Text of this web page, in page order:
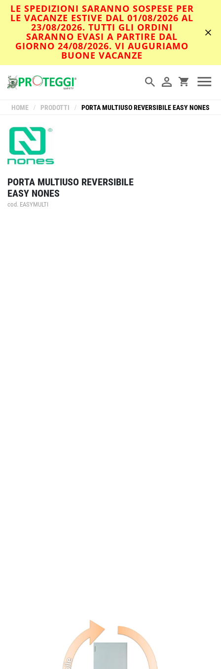
LE SPEDIZIONI SARANNO SOSPESE PER
LE VACANZE ESTIVE DAL 01/08/2026 AL
23/08/2026. TUTTI GLI ORDINI
SARANNO EVASI A PARTIRE DAL
GIORNO 24/08/2026. VI AUGURIAMO
BUONE VACANZE
HOME / PRODOTTI / PORTA MULTIUSO REVERSIBILE EASY NONES
PORTA MULTIUSO REVERSIBILE
EASY NONES
cod. EASYMULTI